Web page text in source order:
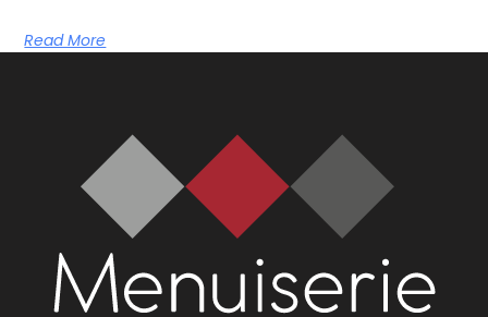
Read More